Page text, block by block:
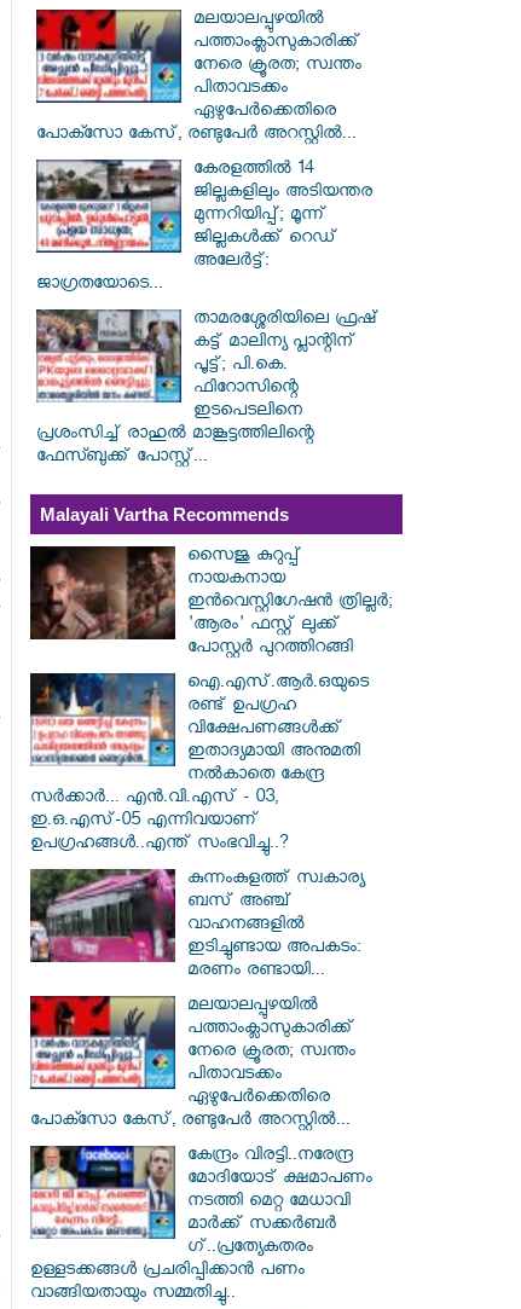
മലയാലപ്പുഴയിൽ
പത്താംക്ലാസുകാരിക്ക്
നേരെ ക്രൂരത; സ്വന്തം
പിതാവടക്കം
ഏഴുപേർക്കെതിരെ
പോക്സോ കേസ്, രണ്ടുപേർ അറസ്റ്റിൽ...
കേരളത്തിൽ 14
ജില്ലകളിലും അടിയന്തര
മുന്നറിയിപ്പ്; മൂന്ന്
ജില്ലകൾക്ക് റെഡ്
അലേർട്ട്:
ജാഗ്രതയോടെ...
താമരശ്ശേരിയിലെ ഫ്രഷ്
കട്ട് മാലിന്യ പ്ലാന്റിന്
പൂട്ട്; പി.കെ.
ഫിറോസിന്റെ
ഇടപെടലിനെ
പ്രശംസിച്ച് രാഹുൽ മാങ്കൂട്ടത്തിലിന്റെ
ഫേസ്ബുക്ക് പോസ്റ്റ്...
Malayali Vartha Recommends
സൈജു കുറുപ്പ്
നായകനായ
ഇൻവെസ്റ്റിഗേഷൻ ത്രില്ലർ;
'ആരം' ഫസ്റ്റ് ലുക്ക്
പോസ്റ്റർ പുറത്തിറങ്ങി
ഐ.എസ്.ആർ.ഒയുടെ
രണ്ട് ഉപഗ്രഹ
വിക്ഷേപണങ്ങൾക്ക്
ഇതാദ്യമായി അനുമതി
നൽകാതെ കേന്ദ്ര
സർക്കാർ... എൻ.വി.എസ് - 03,
ഇ.ഒ.എസ്-05 എന്നിവയാണ്
ഉപഗ്രഹങ്ങൾ..എന്ത് സംഭവിച്ചു..?
കുന്നംകുളത്ത് സ്വകാര്യ
ബസ് അഞ്ച്
വാഹനങ്ങളിൽ
ഇടിച്ചുണ്ടായ അപകടം:
മരണം രണ്ടായി...
മലയാലപ്പുഴയിൽ
പത്താംക്ലാസുകാരിക്ക്
നേരെ ക്രൂരത; സ്വന്തം
പിതാവടക്കം
ഏഴുപേർക്കെതിരെ
പോക്സോ കേസ്, രണ്ടുപേർ അറസ്റ്റിൽ...
കേന്ദ്രം വിരട്ടി..നരേന്ദ്ര
മോദിയോട് ക്ഷമാപണം
നടത്തി മെറ്റ മേധാവി
മാർക്ക് സക്കർബർ​
ഗ്..പ്രത്യേകതരം
ഉള്ളടക്കങ്ങൾ പ്രചരിപ്പിക്കാൻ പണം
വാങ്ങിയതായും സമ്മതിച്ചു..